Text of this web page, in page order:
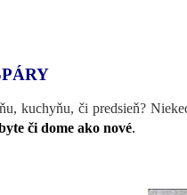
kuchyňu, či predsieň?
či dome ako nové.